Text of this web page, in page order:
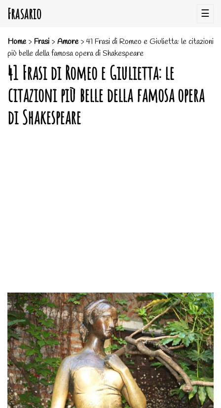
Frasario ☰
Home>Frasi >Amore>41 Frasi di Romeo e Giulietta: le citazioni
più belle della famosa opera di Shakespeare
41 Frasi di Romeo e Giulietta: le
citazioni più belle della famosa opera
di Shakespeare